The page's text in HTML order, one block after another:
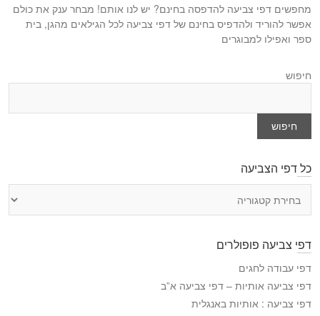
מחפשים דפי צביעה להדפסה בחינם? יש לנו אותם! מבחר ענק את כולם
אפשר להוריד ולהדפיס בחינם של דפי צביעה לכל הגילאים מהגן, בית
ספר ואפילו למבוגרים
חיפוש
חיפוש
כל דפי הצביעה
י
ה
צ
י
דפי צביעה פופולרים
דפי עבודה לחגים
דפי צביעה אותיות – דפי צביעה א”ב
דפי צביעה : אותיות באנגלית